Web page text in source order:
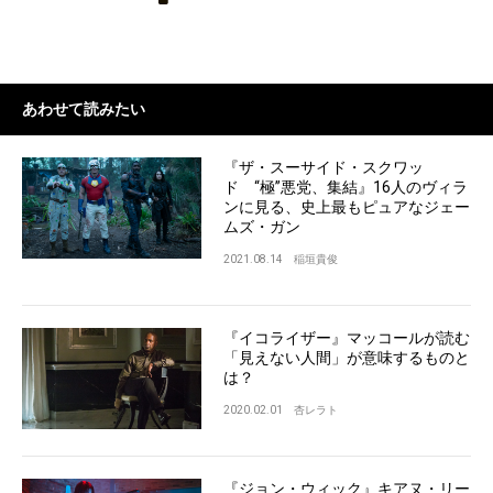
あわせて読みたい
『ザ・スーサイド・スクワッ
ド “極”悪党、集結』16人のヴィラ
ンに見る、史上最もピュアなジェー
ムズ・ガン
2021.08.14 稲垣貴俊
『イコライザー』マッコールが読む
「見えない人間」が意味するものと
は？
2020.02.01 杏レラト
『ジョン・ウィック』キアヌ・リー